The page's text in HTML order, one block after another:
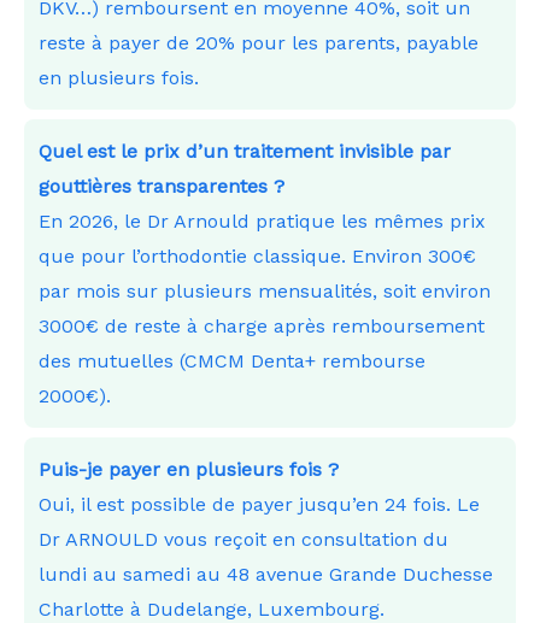
DKV…) remboursent en moyenne 40%, soit un
reste à payer de 20% pour les parents, payable
en plusieurs fois.
Quel est le prix d’un traitement invisible par
gouttières transparentes ?
En 2026, le Dr Arnould pratique les mêmes prix
que pour l’orthodontie classique. Environ 300€
par mois sur plusieurs mensualités, soit environ
3000€ de reste à charge après remboursement
des mutuelles (CMCM Denta+ rembourse
2000€).
Puis-je payer en plusieurs fois ?
Oui, il est possible de payer jusqu’en 24 fois. Le
Dr ARNOULD vous reçoit en consultation du
lundi au samedi au 48 avenue Grande Duchesse
Charlotte à Dudelange, Luxembourg.